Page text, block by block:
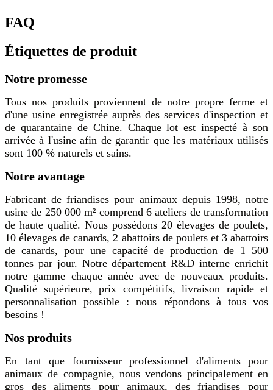
FAQ
Étiquettes de produit
Notre promesse
Tous nos produits proviennent de notre propre ferme et
d'une usine enregistrée auprès des services d'inspection et
de quarantaine de Chine. Chaque lot est inspecté à son
arrivée à l'usine afin de garantir que les matériaux utilisés
sont 100 % naturels et sains.
Notre avantage
Fabricant de friandises pour animaux depuis 1998, notre
usine de 250 000 m² comprend 6 ateliers de transformation
de haute qualité. Nous possédons 20 élevages de poulets,
10 élevages de canards, 2 abattoirs de poulets et 3 abattoirs
de canards, pour une capacité de production de 1 500
tonnes par jour. Notre département R&D interne enrichit
notre gamme chaque année avec de nouveaux produits.
Qualité supérieure, prix compétitifs, livraison rapide et
personnalisation possible : nous répondons à tous vos
besoins !
Nos produits
En tant que fournisseur professionnel d'aliments pour
animaux de compagnie, nous vendons principalement en
gros des aliments pour animaux, des friandises pour